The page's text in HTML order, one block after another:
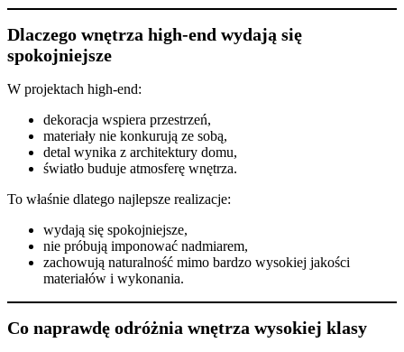
Dlaczego wnętrza high-end wydają się
spokojniejsze
W projektach high-end:
dekoracja wspiera przestrzeń,
materiały nie konkurują ze sobą,
detal wynika z architektury domu,
światło buduje atmosferę wnętrza.
To właśnie dlatego najlepsze realizacje:
wydają się spokojniejsze,
nie próbują imponować nadmiarem,
zachowują naturalność mimo bardzo wysokiej jakości
materiałów i wykonania.
Co naprawdę odróżnia wnętrza wysokiej klasy